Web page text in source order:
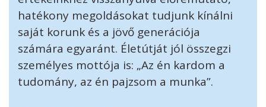
hatékony megoldásokat tudjunk kínálni
saját korunk és a jövő generációja
számára egyaránt. Életútját jól összegzi
személyes mottója is: „Az én kardom a
tudomány, az én pajzsom a munka”.